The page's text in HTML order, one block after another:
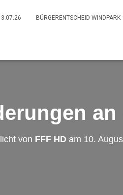
3.07.26 BÜRGERENTSCHEID
von FFF HD am 10.